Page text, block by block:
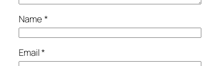
Name*
Email*